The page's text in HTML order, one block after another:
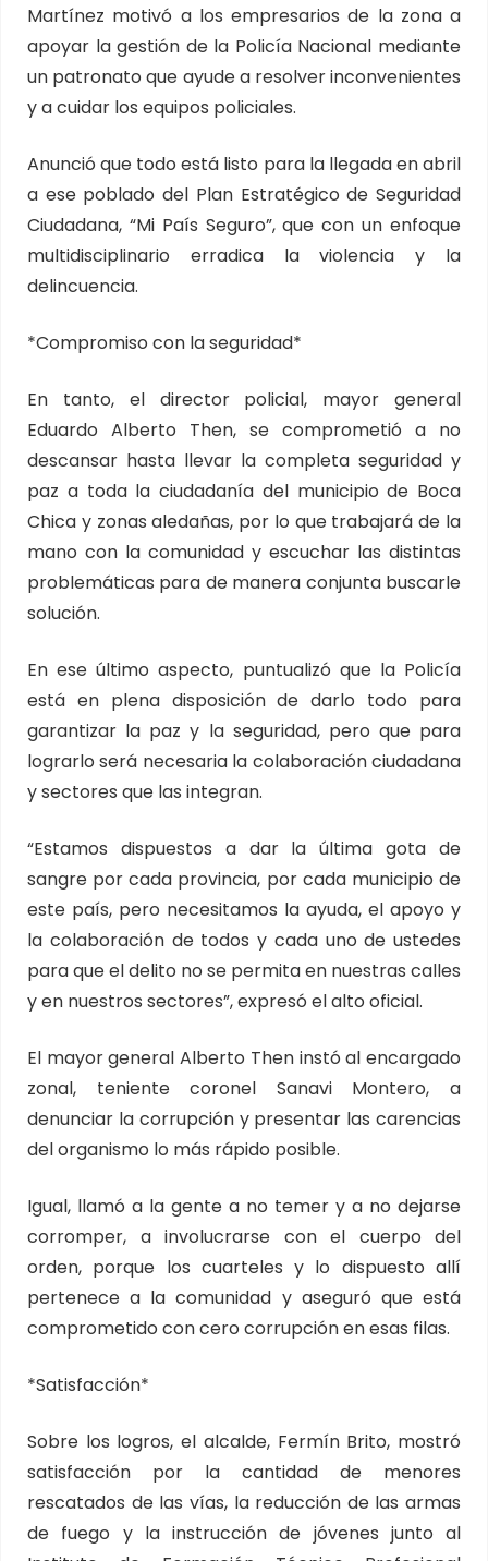
Martínez motivó a los empresarios de la zona a
apoyar la gestión de la Policía Nacional mediante
un patronato que ayude a resolver inconvenientes
y a cuidar los equipos policiales.
Anunció que todo está listo para la llegada en abril
a ese poblado del Plan Estratégico de Seguridad
Ciudadana, “Mi País Seguro”, que con un enfoque
multidisciplinario erradica la violencia y la
delincuencia.
*Compromiso con la seguridad*
En tanto, el director policial, mayor general
Eduardo Alberto Then, se comprometió a no
descansar hasta llevar la completa seguridad y
paz a toda la ciudadanía del municipio de Boca
Chica y zonas aledañas, por lo que trabajará de la
mano con la comunidad y escuchar las distintas
problemáticas para de manera conjunta buscarle
solución.
En ese último aspecto, puntualizó que la Policía
está en plena disposición de darlo todo para
garantizar la paz y la seguridad, pero que para
lograrlo será necesaria la colaboración ciudadana
y sectores que las integran.
“Estamos dispuestos a dar la última gota de
sangre por cada provincia, por cada municipio de
este país, pero necesitamos la ayuda, el apoyo y
la colaboración de todos y cada uno de ustedes
para que el delito no se permita en nuestras calles
y en nuestros sectores”, expresó el alto oficial.
El mayor general Alberto Then instó al encargado
zonal, teniente coronel Sanavi Montero, a
denunciar la corrupción y presentar las carencias
del organismo lo más rápido posible.
Igual, llamó a la gente a no temer y a no dejarse
corromper, a involucrarse con el cuerpo del
orden, porque los cuarteles y lo dispuesto allí
pertenece a la comunidad y aseguró que está
comprometido con cero corrupción en esas filas.
*Satisfacción*
Sobre los logros, el alcalde, Fermín Brito, mostró
satisfacción por la cantidad de menores
rescatados de las vías, la reducción de las armas
de fuego y la instrucción de jóvenes junto al